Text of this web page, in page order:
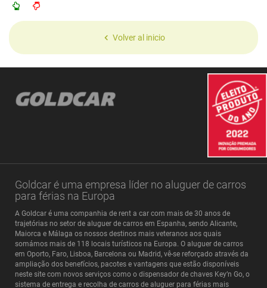
Volver al inicio
Goldcar é uma empresa líder no aluguer de carros
para férias na Europa
A Goldcar é uma companhia de rent a car com mais de 30 anos de
trajetórias no setor de aluguer de carros em Espanha, sendo Alicante,
Maiorca e Málaga os nossos destinos mais veteranos aos quais
somámos mais de 118 locais turísticos na Europa. O aluguer de carros
em Oporto, Faro, Lisboa, Barcelona ou Madrid, vê-se reforçado através da
ampliação dos benefícios, pacotes e vantagens que estão disponíveis
neste site com novos serviços como o dispensador de chaves Key’n Go, o
sistema de entrega e recolha de carros de aluguer para férias mais